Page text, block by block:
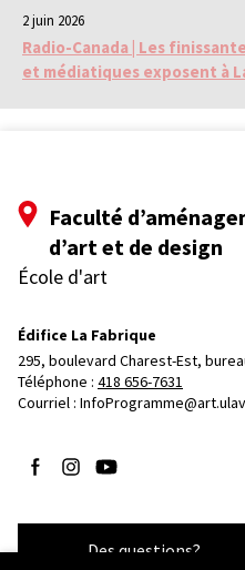
2 juin 2026
Radio-Canada | Les
et médiatiques exposent à
Faculté
d’art et de design
École d'art
Édifice La Fabrique
295, boulevard Charest-Est,
Téléphone : 418 656-7631
Courriel :
Suivez-nous sur Facebook
Suivez-nous sur Instagram
Suivez-nous sur
Des questions?